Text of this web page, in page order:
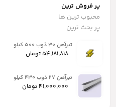
پر فروش ترین
محبوب ترین ها
پر بحث ترین
تیرآهن ۳۰ ذوب ۵۰۰ کیلو
54,181,818تومان
تیرآهن ۲۷ ذوب ۴۳۰ کیلو
41,000,000تومان